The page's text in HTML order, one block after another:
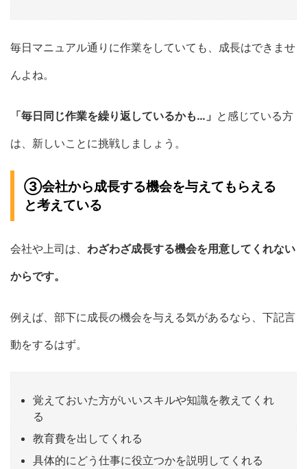
毎日マニュアル通りに作業をしていても、成長はできませ
んよね。
「毎日同じ作業を繰り返しているかも…」 と感じている方
は、新しいことに挑戦しましょう。
③会社から成長する機会を与えてもらえる
と考えている
会社や上司は、 わざわざ成長する機会を用意してくれない
からです。
例えば、部下に成長の機会を与える気があるなら、下記言
動をするはず。
覚えておいた方がいいスキルや知識を教えてくれ
る
教育費を出してくれる
具体的にどう仕事に役立つかを説明してくれる